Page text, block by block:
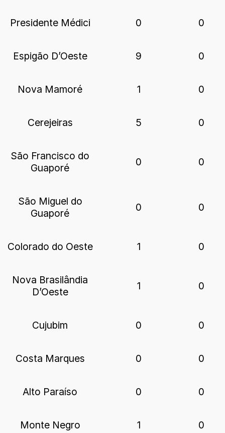
Presidente Médici 0 0
Espigão D’Oeste 9 0
Nova Mamoré 1 0
Cerejeiras 5 0
São Francisco do
Guaporé
0 0
São Miguel do
Guaporé
0 0
Colorado do Oeste 1 0
Nova Brasilândia
D’Oeste
1 0
Cujubim 0 0
Costa Marques 0 0
Alto Paraíso 0 0
Monte Negro 1 0